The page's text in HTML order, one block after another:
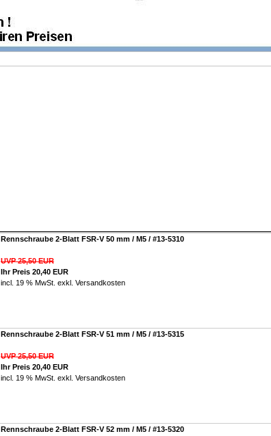
Rennschraube 2-Blatt FSR-V 50 mm / M5 / #13-5310
UVP 25,50 EUR
Ihr Preis 20,40 EUR
incl. 19 % MwSt. exkl. Versandkosten
Rennschraube 2-Blatt FSR-V 51 mm / M5 / #13-5315
UVP 25,50 EUR
Ihr Preis 20,40 EUR
incl. 19 % MwSt. exkl. Versandkosten
Rennschraube 2-Blatt FSR-V 52 mm / M5 / #13-5320